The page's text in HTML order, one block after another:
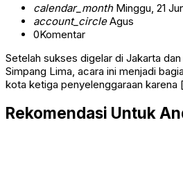
calendar_monthMinggu, 21
account_circleAgus
0Komentar
Setelah sukses digelar di Jakarta
Simpang Lima, acara ini menjadi
kota ketiga penyelenggaraan karena
Rekomendasi Untuk